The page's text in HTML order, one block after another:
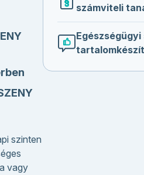
szinten
vagy
számviteli
Egészségügyi